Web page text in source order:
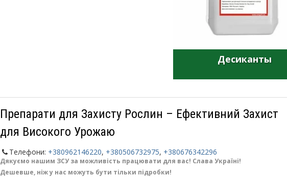
Десиканты
Препарати для Захисту Рослин – Ефективний Захист
для Високого Урожаю
Телефони: +380962146220, +380506732975, +380676342296
Дякуємо нашим ЗСУ за можливість працювати для вас! Слава Україні!
Дешевше, ніж у нас можуть бути тільки підробки!